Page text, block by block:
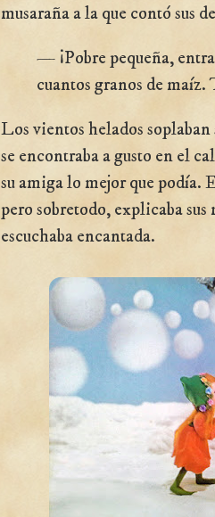
musaraña a la que contó sus
— ¡Pobre pequeña,
cuantos granos de maíz.
Los vientos helados
se encontraba a gusto en el
su amiga lo mejor que podía.
pero sobretodo, explicaba
escuchaba encantada.